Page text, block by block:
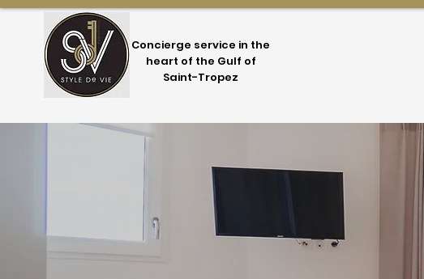
Concierge service in the
heart of the Gulf of
Saint-Tropez